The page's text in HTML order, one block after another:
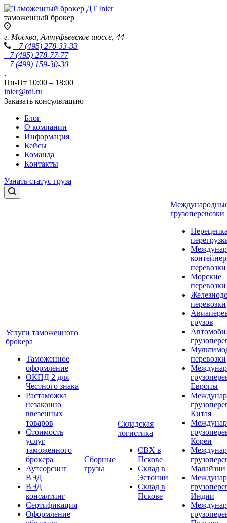
таможенный брокер
г. Москва, Алтуфьевское шоссе, 44
+7 (495) 278-33-33
+7 (495) 278-77-77
+7 (499) 159-30-30
Пн-Пт 10:00 – 18:00
inier@tdi.ru
Заказать консультацию
Блог
О компании
Информация
Кейсы
Команда
Контакты
Узнать статус груза
Услуги таможенного
брокера
Таможенное
оформление
ОКПД 2 для
Честного знака
Растаможка
незаконно
ввезенных
товаров
Стоимость
услуг
таможенного
брокера
Аутсорсинг
ВЭД
ВЭД
консалтинг
Сертификация
Оформление
Сборные
грузы
Складская
логистика
СВХ в
Пскове
Склад в
Эстонии
Склад в
Пскове
грузоперевозки
Морские
перевозки
грузов
перевозки
Европы
Китая
Кореи
Малайзии
Индии